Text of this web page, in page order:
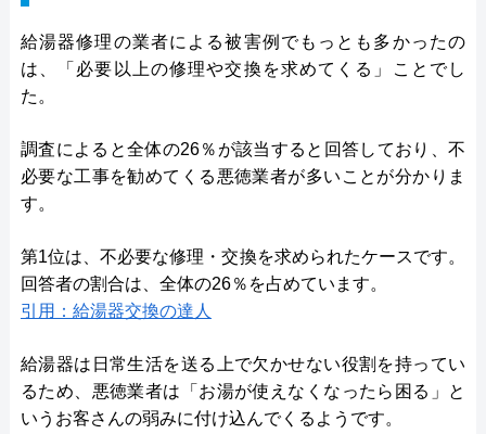
給湯器修理の業者による被害例でもっとも多かったの
は、「必要以上の修理や交換を求めてくる」ことでし
た。
調査によると全体の26％が該当すると回答しており、不
必要な工事を勧めてくる悪徳業者が多いことが分かりま
す。
第1位は、不必要な修理・交換を求められたケースです。
回答者の割合は、全体の26％を占めています。
引用：給湯器交換の達人
給湯器は日常生活を送る上で欠かせない役割を持ってい
るため、悪徳業者は「お湯が使えなくなったら困る」と
いうお客さんの弱みに付け込んでくるようです。